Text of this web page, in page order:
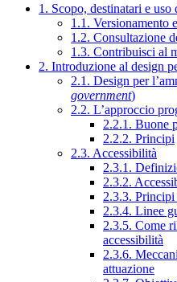
1. Scopo, destinatari e
1.1. Versionamento
1.2. Consultazione
1.3. Contribuisci al
2. Introduzione al design
2.1. Design per
government)
2.2. L’approccio
2.2.1. Buone
2.2.2. Principi
2.3. Accessibilità
2.3.1.
2.3.2.
2.3.3. Principi
2.3.4. Linee
2.3.5. Come
accessibilità
2.3.6.
attuazione